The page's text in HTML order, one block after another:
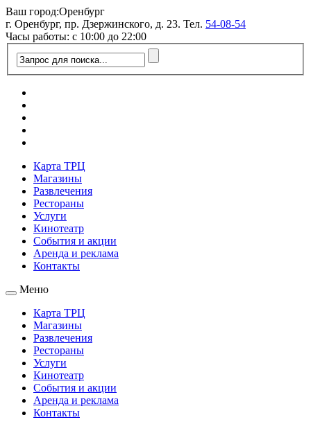
Ваш город:Оренбург
г. Оренбург, пр. Дзержинского, д. 23. Тел. 54-08-54
Часы работы: с 10:00 до 22:00
Карта ТРЦ
Магазины
Развлечения
Рестораны
Услуги
Кинотеатр
События и акции
Аренда и реклама
Контакты
Меню
Карта ТРЦ
Магазины
Развлечения
Рестораны
Услуги
Кинотеатр
События и акции
Аренда и реклама
Контакты